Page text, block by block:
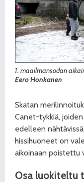
1. maailmansodan
Eero Honkanen
Skatan
Canet-tykkiä,
edelleen
hissihuoneet on
aikoinaan poistettu
Osa luokiteltu